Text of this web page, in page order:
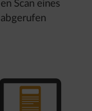
Scan eines